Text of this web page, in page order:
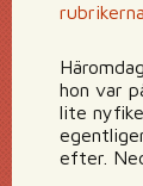
rubrikerna
hon var
lite
efter.